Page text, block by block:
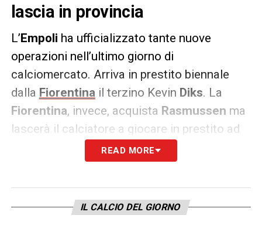
lascia in provincia
L’ Empoli ha ufficializzato tante nuove
operazioni nell’ultimo giorno di
calciomercato. Arriva in prestito biennale
dalla Fiorentinail terzino Kevin Diks. La
Fiorentina, invece, acquista Rasmussen ma
lascerà il calciatore a giocare in prestito ad
Empoli. Questi i comunicati con la quale il
club toscano ha reso note queste due
raggiunto l’accordo con la Fiorentina. per
READ MORE
IL CALCIO DEL GIORNO